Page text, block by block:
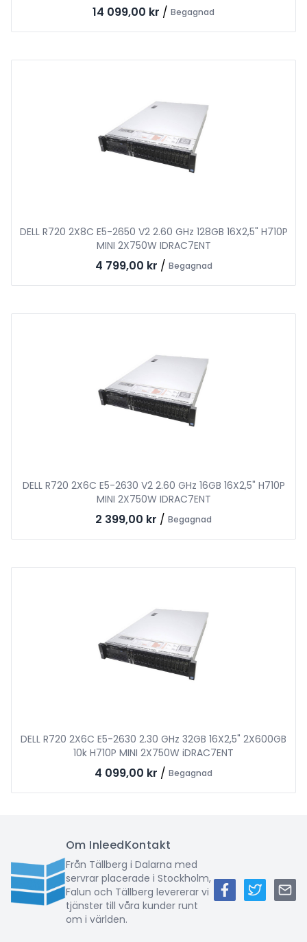
14 099,00 kr / Begagnad
DELL R720 2X8C E5-2650 V2 2.60 GHz 128GB 16X2,5" H710P
MINI 2X750W IDRAC7ENT
4 799,00 kr / Begagnad
DELL R720 2X6C E5-2630 V2 2.60 GHz 16GB 16X2,5" H710P
MINI 2X750W IDRAC7ENT
2 399,00 kr / Begagnad
DELL R720 2X6C E5-2630 2.30 GHz 32GB 16X2,5" 2X600GB
10k H710P MINI 2X750W iDRAC7ENT
4 099,00 kr / Begagnad
Om InleedKontakt
Från Tällberg i Dalarna med
servrar placerade i Stockholm,
Falun och Tällberg levererar vi
tjänster till våra kunder runt
om i världen.